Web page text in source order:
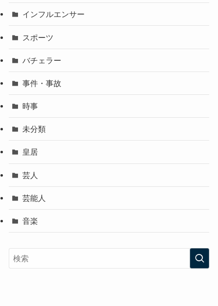
インフルエンサー
スポーツ
バチェラー
事件・事故
時事
未分類
皇居
芸人
芸能人
音楽